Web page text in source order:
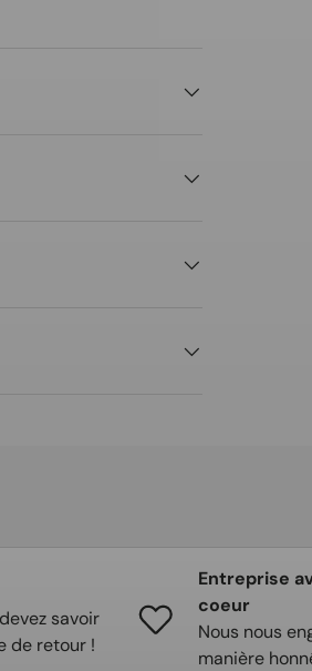
savoir
de retour !
Entreprise
coeur
Nous nous
manière